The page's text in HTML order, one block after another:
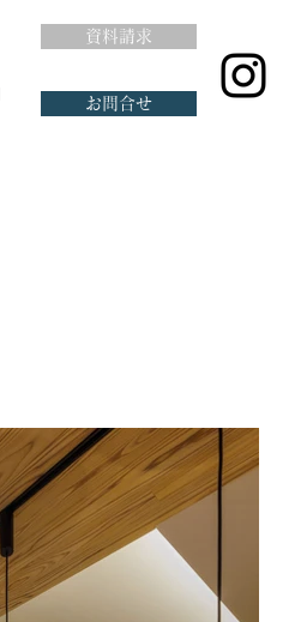
資料請求
お問合せ